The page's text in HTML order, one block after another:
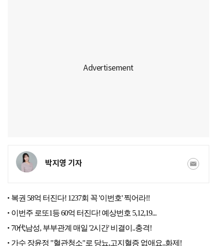
박지영 기자